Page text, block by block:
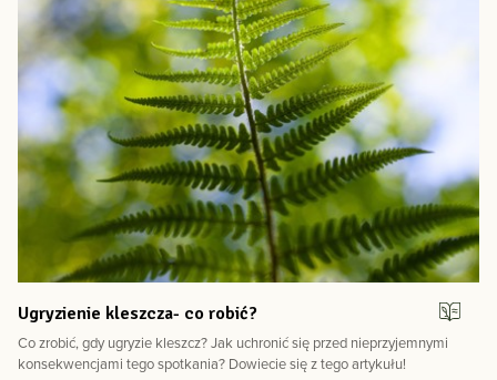
Ugryzienie kleszcza- co robić?
Co zrobić, gdy ugryzie kleszcz? Jak uchronić się przed nieprzyjemnymi
konsekwencjami tego spotkania? Dowiecie się z tego artykułu!